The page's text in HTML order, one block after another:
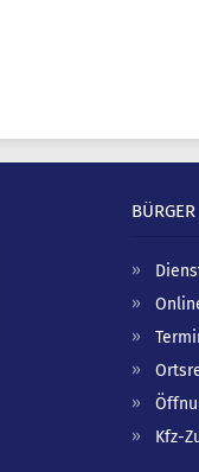
BÜRGER
Kfz-